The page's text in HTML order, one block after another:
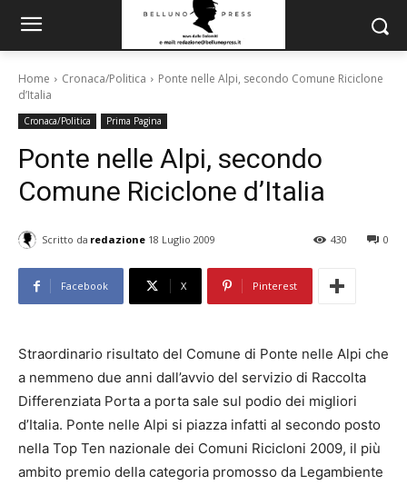
Home Cronaca/Politica
Ponte nelle Alpi, secondo Comune Riciclone
d’Italia
Cronaca/Politica Prima Pagina
Ponte nelle Alpi, secondo
Comune Riciclone d’Italia
Scritto da redazione 18 Luglio 2009 0
430
Facebook X Pinterest
Straordinario risultato del Comune di Ponte nelle Alpi che
a nemmeno due anni dall’avvio del servizio di Raccolta
Differenziata Porta a porta sale sul podio dei migliori
d’Italia. Ponte nelle Alpi si piazza infatti al secondo posto
nella Top Ten nazionale dei Comuni Ricicloni 2009, il più
ambito premio della categoria promosso da Legambiente